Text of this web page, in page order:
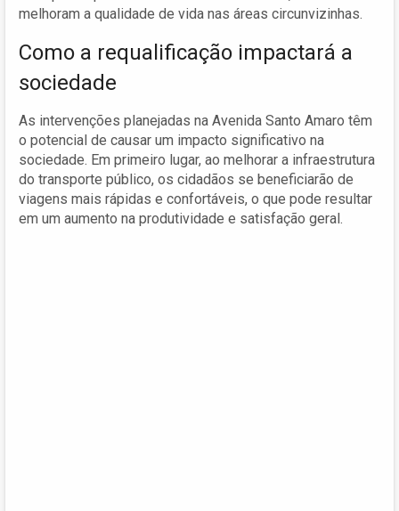
melhoram a qualidade de vida nas áreas circunvizinhas.
Como a requalificação impactará a
sociedade
As intervenções planejadas na Avenida Santo Amaro têm
o potencial de causar um impacto significativo na
sociedade. Em primeiro lugar, ao melhorar a infraestrutura
do transporte público, os cidadãos se beneficiarão de
viagens mais rápidas e confortáveis, o que pode resultar
em um aumento na produtividade e satisfação geral.